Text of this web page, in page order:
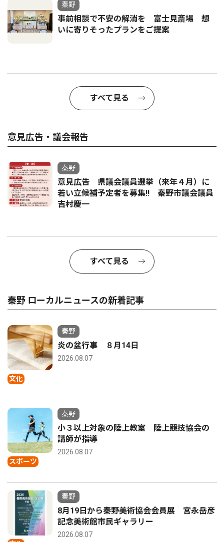
秦野
事前相談で不安の解消を 富士見斎場 想
いに寄りそったプランをご提案
すべて見る
意見広告・議会報告
秦野
意見広告 県議会議員選挙（来年４月）に
若い立候補予定者を募集‼ 秦野市議会議員
吉村慶一
すべて見る
秦野 ローカルニュースの新着記事
文化
秦野
炎の盆行事 ８月14日
2026.08.07
スポーツ
秦野
小３以上対象の陸上教室 陸上競技協会の
講師が指導
2026.08.07
秦野
8月19日から秦野美術協会会員展 宮永岳彦
記念美術館市民ギャラリー
2026.08.07